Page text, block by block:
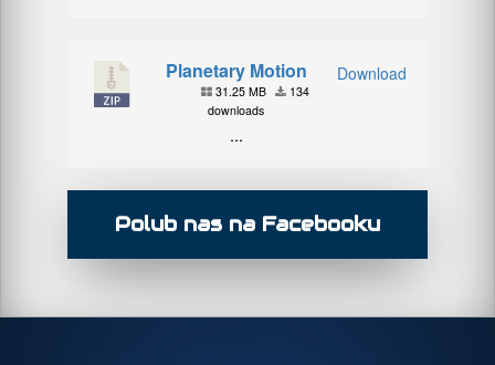
Download
Planetary Motion
31.25 MB
134
downloads
...
Polub nas na Facebooku